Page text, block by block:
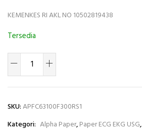
KEMENKES RI AKL NO 10502819438
Tersedia
SKU:APFC63100F300RS1
Kategori: Alpha Paper,Paper ECG EKG USG,